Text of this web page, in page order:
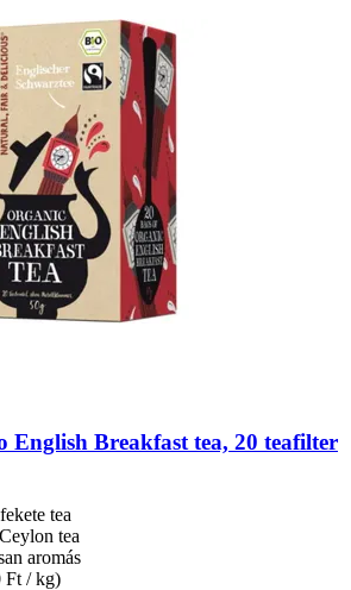
English Breakfast tea, 20 teafilter
tea
tea
aromás
Ft / kg)